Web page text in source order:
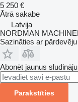
5 250 €
Ātrā sakabe
Latvija
NORDMAN
Sazināties ar pārdevēju
Abonēt jaunus
Parakstīties